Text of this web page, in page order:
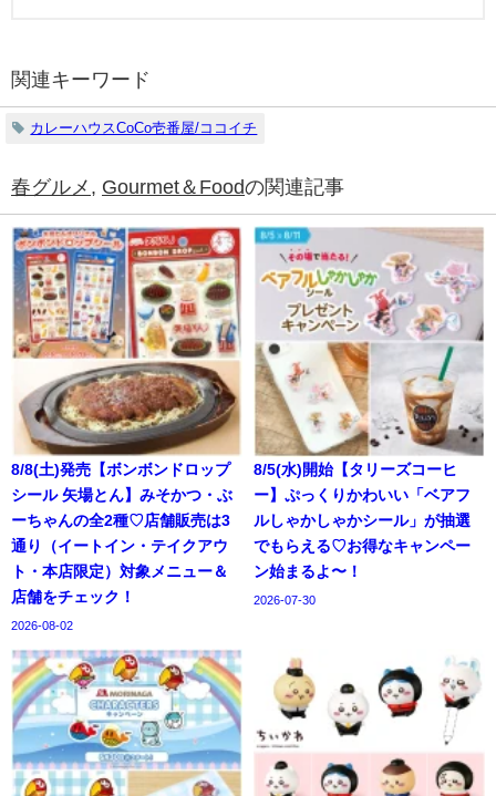
関連キーワード
カレーハウスCoCo壱番屋/ココイチ
春グルメ , Gourmet＆Foodの関連記事
8/8(土)発売【ボンボンドロップ
シール 矢場とん】みそかつ・ぶ
ーちゃんの全2種♡店舗販売は3
通り（イートイン・テイクアウ
ト・本店限定）対象メニュー＆
店舗をチェック！
2026-08-02
8/5(水)開始【タリーズコーヒ
ー】ぷっくりかわいい「ベアフ
ルしゃかしゃかシール」が抽選
でもらえる♡お得なキャンペー
ン始まるよ〜！
2026-07-30